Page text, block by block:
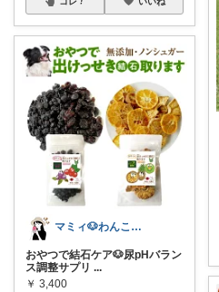
マミィ🐶わんこと暮らす｜お得情報係
おやつで結石ケア🐶尿pHバラン
ス調整サプリ ...
￥ 3,400